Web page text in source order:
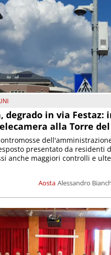
degrado in via Festaz:
alla Torre
Aosta Alessandro
presentato da residenti
anche maggiori controlli e